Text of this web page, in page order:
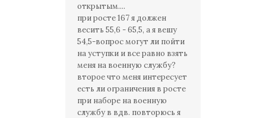
открытым....
при росте 167 я должен
весить 55,6 - 65,5, а я вешу
54,5-вопрос могут ли пойти
на уступки и все равно взять
меня на военную службу?
второе что меня интересует
есть ли ограничения в росте
при наборе на военную
службу в вдв. повторюсь я